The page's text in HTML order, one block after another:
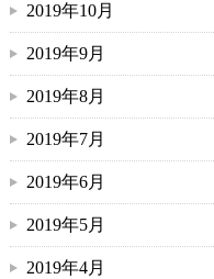
2019年10月
2019年9月
2019年8月
2019年7月
2019年6月
2019年5月
2019年4月